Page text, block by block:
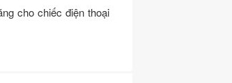
cho chiếc điện thoại